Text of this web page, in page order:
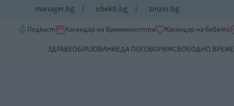
manager.bg obekti.bg zinzin.bg
Подкаст Календар на бременността Календар на бебето
ЗДРАВЕОБРАЗОВАНИЕДА ПОГОВОРИМСВОБОДНО ВРЕМЕ